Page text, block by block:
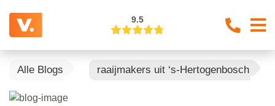
9.5
Alle Blogs raaijmakers uit ‘s-Hertogenbosch